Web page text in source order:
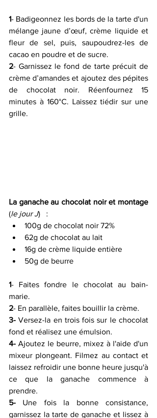
1- Badigeonnez les bords de la tarte d'un
mélange jaune d’œuf, crème liquide et
fleur de sel, puis, saupoudrez-les de
cacao en poudre et de sucre.
2- Garnissez le fond de tarte précuit de
crème d’amandes et ajoutez des pépites
de chocolat noir. Réenfournez 15
minutes à 160°C. Laissez tiédir sur une
grille.
La ganache au chocolat noir et montage
(le jour J)   :
100g de chocolat noir 72%
62g de chocolat au lait
16g de crème liquide entière
50g de beurre
1- Faites fondre le chocolat au bain-
marie.
2- En parallèle, faites bouillir la crème.
3- Versez-la en trois fois sur le chocolat
fond et réalisez une émulsion.
4- Ajoutez le beurre, mixez à l'aide d'un
mixeur plongeant. Filmez au contact et
laissez refroidir une bonne heure jusqu'à
ce que la ganache commence à
prendre.
5- Une fois la bonne consistance,
garnissez la tarte de ganache et lissez à